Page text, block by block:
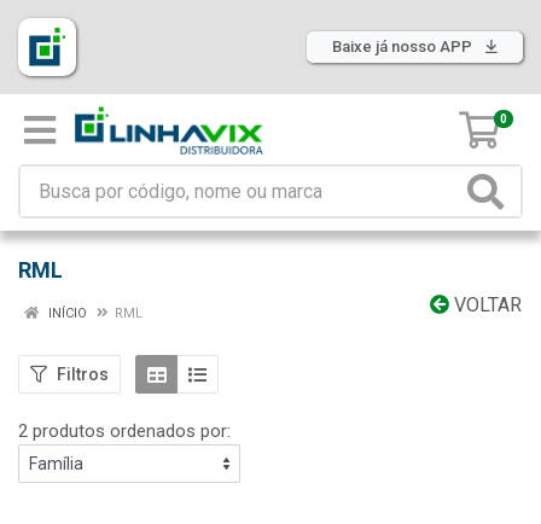
Baixe já nosso APP
0
RML
VOLTAR
INÍCIO RML
Filtros
2 produtos ordenados por: